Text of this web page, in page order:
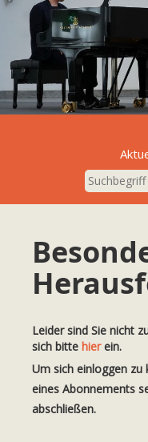
Leider sind Sie nicht
sich bitte hierein.
Um sich einloggen zu
eines Abonnements
abschließen.